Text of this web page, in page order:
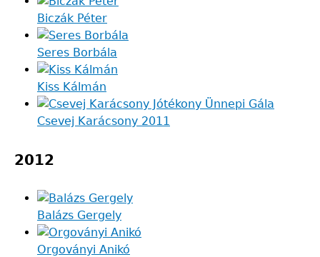
Biczák Péter
Seres Borbála
Kiss Kálmán
Csevej Karácsony 2011
2012
Balázs Gergely
Orgoványi Anikó